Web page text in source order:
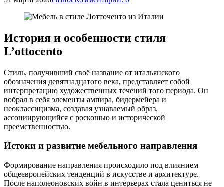
История и особенности стиля
L’ottocento
Стиль, получивший своё название от итальянского
обозначения девятнадцатого века, представляет собой
интерпретацию художественных течений того периода. Он
вобрал в себя элементы ампира, бидермейера и
неоклассицизма, создавая узнаваемый образ,
ассоциирующийся с роскошью и исторической
преемственностью.
Истоки и развитие мебельного направления
Формирование направления происходило под влиянием
общеевропейских тенденций в искусстве и архитектуре.
После наполеоновских войн в интерьерах стала цениться не